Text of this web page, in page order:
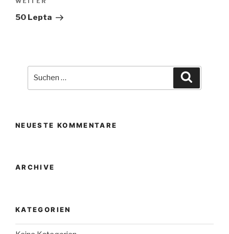
Nächster
Beitrag
50 Lepta
NEUESTE KOMMENTARE
ARCHIVE
KATEGORIEN